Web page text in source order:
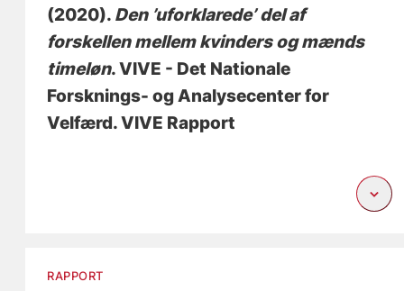
(2020). Den ’uforklarede’ del af
forskellen mellem kvinders og mænds
timeløn. VIVE - Det Nationale
Forsknings- og Analysecenter for
Velfærd. VIVE Rapport
RAPPORT